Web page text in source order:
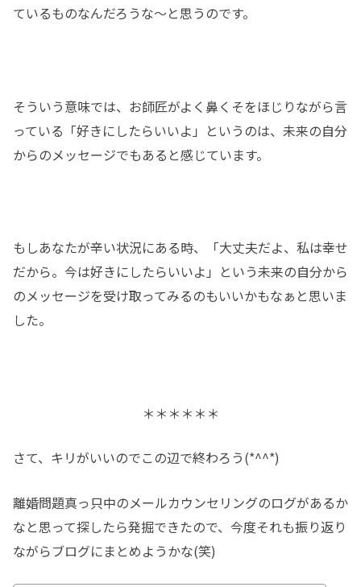
ているものなんだろうな～と思うのです。
そういう意味では、お師匠がよく鼻くそをほじりながら言
っている「好きにしたらいいよ」というのは、未来の自分
からのメッセージでもあると感じています。
もしあなたが辛い状況にある時、「大丈夫だよ、私は幸せ
だから。今は好きにしたらいいよ」という未来の自分から
のメッセージを受け取ってみるのもいいかもなぁと思いま
した。
＊＊＊＊＊＊
さて、キリがいいのでこの辺で終わろう(*^^*)
離婚問題真っ只中のメールカウンセリングのログがあるか
なと思って探したら発掘できたので、今度それも振り返り
ながらブログにまとめようかな(笑)